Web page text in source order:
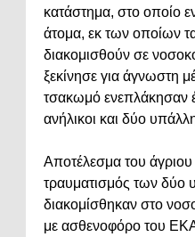
κατάστημα, στο οποίο
άτομα, εκ των οποίων
διακομισθούν σε
ξεκίνησε για άγνωστη
τσακωμό ενεπλάκησαν
ανήλικοι και δύο
Αποτέλεσμα του
τραυματισμός των δύο
διακομίσθηκαν στο
με ασθενοφόρο του